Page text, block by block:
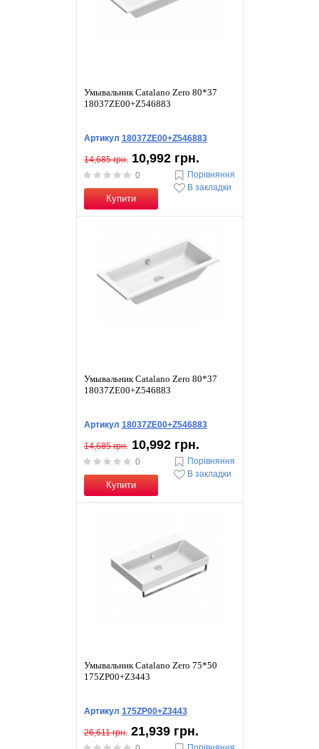
Умывальник Catalano Zero 80*37
18037ZE00+Z546883
Артикул 18037ZE00+Z546883
14,685 грн. 10,992 грн.
0
Купити
Порівняння
В закладки
Умывальник Catalano Zero 80*37
18037ZE00+Z546883
Артикул 18037ZE00+Z546883
14,685 грн. 10,992 грн.
0
Купити
Порівняння
В закладки
Умывальник Catalano Zero 75*50
175ZP00+Z3443
Артикул 175ZP00+Z3443
26,611 грн. 21,939 грн.